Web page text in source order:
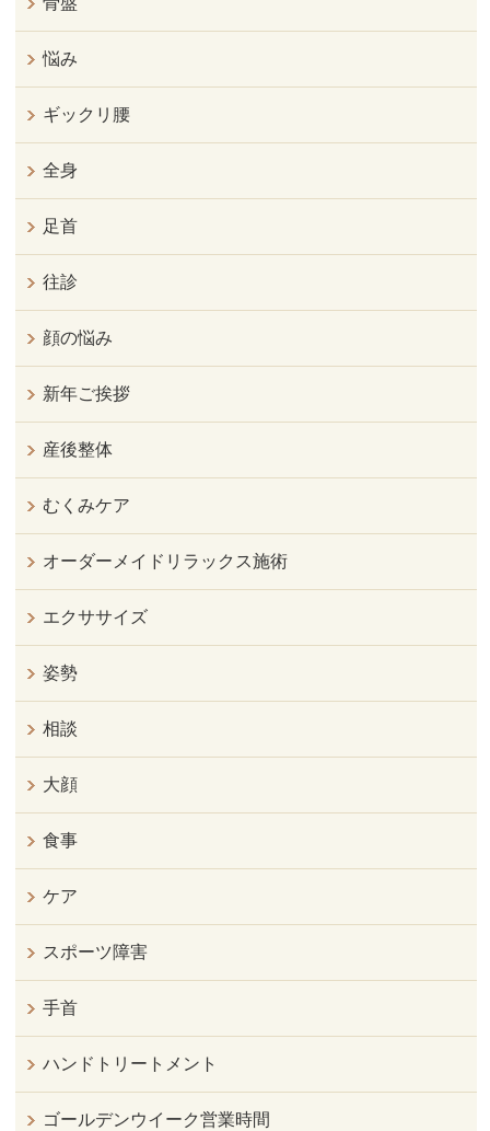
悩み
ギックリ腰
全身
足首
往診
顔の悩み
新年ご挨拶
産後整体
むくみケア
オーダーメイドリラックス施術
エクササイズ
姿勢
相談
大顔
食事
ケア
スポーツ障害
手首
ハンドトリートメント
ゴールデンウイーク営業時間